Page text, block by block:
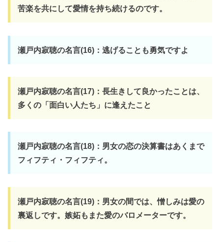
苦楽を共にして愛情を持ち続けるのです。
瀬戸内寂聴の名言(16)：逃げることも勇気ですよ
瀬戸内寂聴の名言(17)：長生きして良かったことは、
多くの「面白い人たち」に逢えたこと
瀬戸内寂聴の名言(18)：男女の恋の決算書はあくまで
フィフティ・フィフティ。
瀬戸内寂聴の名言(19)：男女の間では、憎しみは愛の
裏返しです。嫉妬もまた愛のバロメーターです。